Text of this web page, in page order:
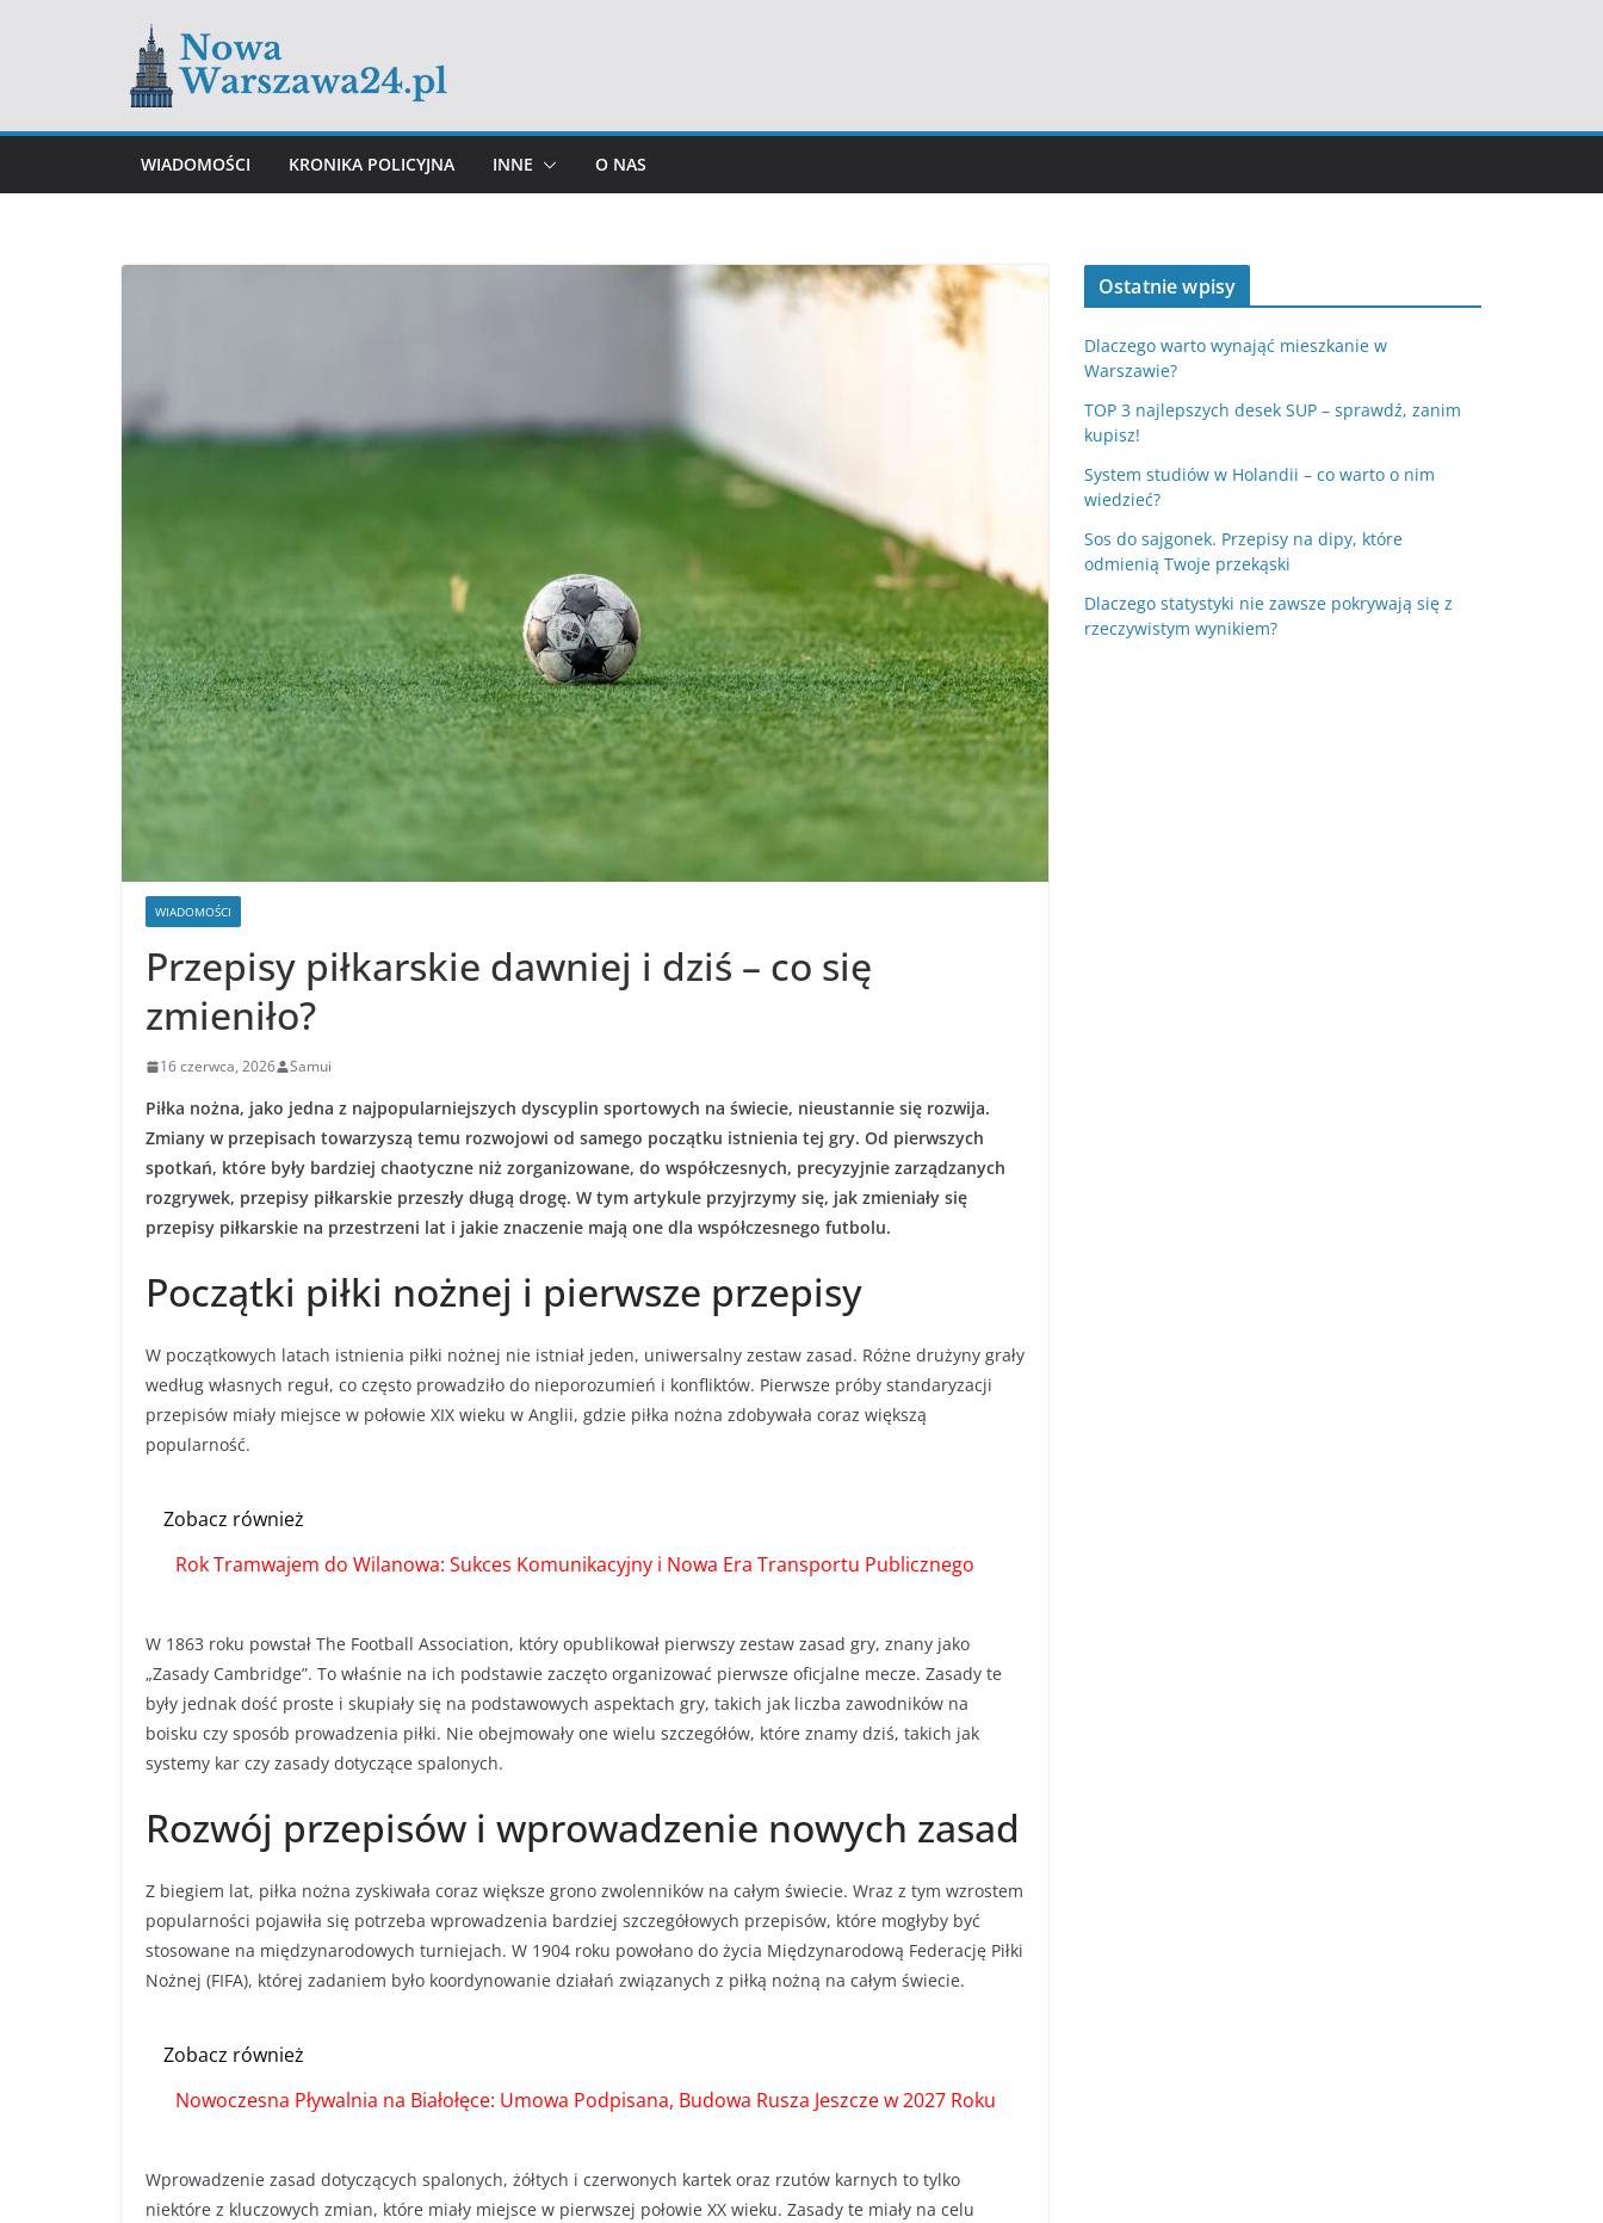
WIADOMOŚCI KRONIKA POLICYJNA INNE O NAS
WIADOMOŚCI
Przepisy piłkarskie dawniej i dziś – co się
zmieniło?
16 czerwca, 2026 Samui
Piłka nożna, jako jedna z najpopularniejszych dyscyplin sportowych na świecie, nieustannie się rozwija.
Zmiany w przepisach towarzyszą temu rozwojowi od samego początku istnienia tej gry. Od pierwszych
spotkań, które były bardziej chaotyczne niż zorganizowane, do współczesnych, precyzyjnie zarządzanych
rozgrywek, przepisy piłkarskie przeszły długą drogę. W tym artykule przyjrzymy się, jak zmieniały się
przepisy piłkarskie na przestrzeni lat i jakie znaczenie mają one dla współczesnego futbolu.
Początki piłki nożnej i pierwsze przepisy
W początkowych latach istnienia piłki nożnej nie istniał jeden, uniwersalny zestaw zasad. Różne drużyny grały
według własnych reguł, co często prowadziło do nieporozumień i konfliktów. Pierwsze próby standaryzacji
przepisów miały miejsce w połowie XIX wieku w Anglii, gdzie piłka nożna zdobywała coraz większą
popularność.
Zobacz również
Rok Tramwajem do Wilanowa: Sukces Komunikacyjny i Nowa Era Transportu Publicznego
W 1863 roku powstał The Football Association, który opublikował pierwszy zestaw zasad gry, znany jako
„Zasady Cambridge”. To właśnie na ich podstawie zaczęto organizować pierwsze oficjalne mecze. Zasady te
były jednak dość proste i skupiały się na podstawowych aspektach gry, takich jak liczba zawodników na
boisku czy sposób prowadzenia piłki. Nie obejmowały one wielu szczegółów, które znamy dziś, takich jak
systemy kar czy zasady dotyczące spalonych.
Rozwój przepisów i wprowadzenie nowych zasad
Z biegiem lat, piłka nożna zyskiwała coraz większe grono zwolenników na całym świecie. Wraz z tym wzrostem
popularności pojawiła się potrzeba wprowadzenia bardziej szczegółowych przepisów, które mogłyby być
stosowane na międzynarodowych turniejach. W 1904 roku powołano do życia Międzynarodową Federację Piłki
Nożnej (FIFA), której zadaniem było koordynowanie działań związanych z piłką nożną na całym świecie.
Zobacz również
Nowoczesna Pływalnia na Białołęce: Umowa Podpisana, Budowa Rusza Jeszcze w 2027 Roku
Wprowadzenie zasad dotyczących spalonych, żółtych i czerwonych kartek oraz rzutów karnych to tylko
niektóre z kluczowych zmian, które miały miejsce w pierwszej połowie XX wieku. Zasady te miały na celu
Ostatnie wpisy
Dlaczego warto wynająć mieszkanie w
Warszawie?
TOP 3 najlepszych desek SUP – sprawdź, zanim
kupisz!
System studiów w Holandii – co warto o nim
wiedzieć?
Sos do sajgonek. Przepisy na dipy, które
odmienią Twoje przekąski
Dlaczego statystyki nie zawsze pokrywają się z
rzeczywistym wynikiem?